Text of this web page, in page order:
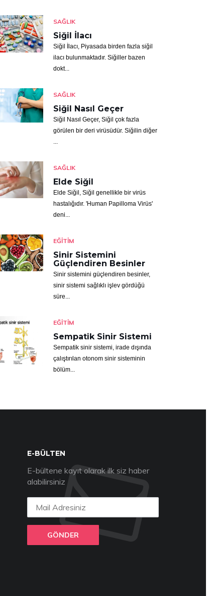
SAĞLIK
Siğil İlacı
Siğil İlacı, Piyasada birden fazla siğil
ilacı bulunmaktadır. Siğiller bazen
dokt...
SAĞLIK
Siğil Nasıl Geçer
Siğil Nasıl Geçer, Siğil çok fazla
görülen bir deri virüsüdür. Siğilin diğer
...
SAĞLIK
Elde Siğil
Elde Siğil, Siğil genellikle bir virüs
hastalığıdır. 'Human Papilloma Virüs'
deni...
EĞITIM
Sinir Sistemini
Güçlendiren Besinler
Sinir sistemini güçlendiren besinler,
sinir sistemi sağlıklı işlev gördüğü
süre...
EĞITIM
Sempatik Sinir Sistemi
Sempatik sinir sistemi, irade dışında
çalıştırılan otonom sinir sisteminin
bölüm...
E-BÜLTEN
E-bültene kayıt olarak ilk siz haber
alabilirsiniz
GÖNDER